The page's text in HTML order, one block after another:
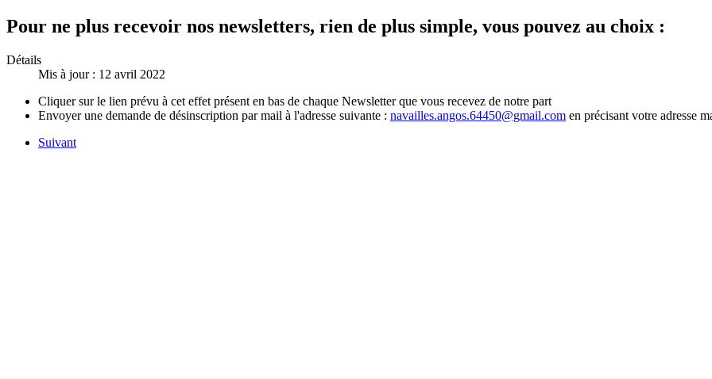
Pour ne plus recevoir nos newsletters, rien de plus simple, vous pouvez au choix :
Détails
Mis à jour : 12 avril 2022
Cliquer sur le lien prévu à cet effet présent en bas de chaque Newsletter que vous recevez de notre part
Envoyer une demande de désinscription par mail à l'adresse suivante : navailles.angos.64450@gmail.com en précisant votre adresse
Suivant